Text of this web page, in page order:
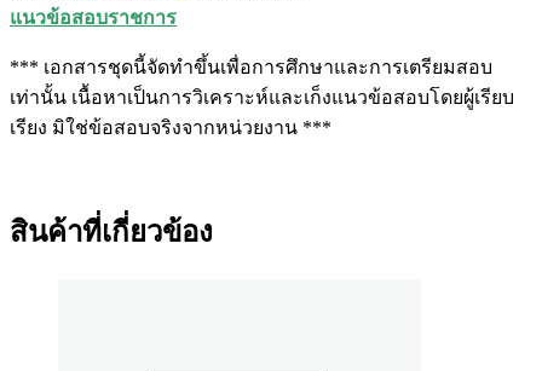
แนวข้อสอบราชการ
*** เอกสารชุดนี้จัดทำขึ้นเพื่อการศึกษาและการเตรียมสอบ
เท่านั้น เนื้อหาเป็นการวิเคราะห์และเก็งแนวข้อสอบโดยผู้เรียบ
เรียง มิใช่ข้อสอบจริงจากหน่วยงาน ***
สินค้าที่เกี่ยวข้อง